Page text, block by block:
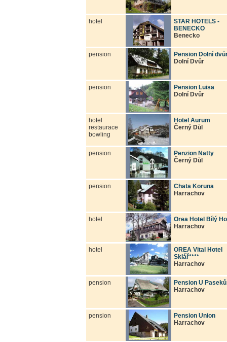
hotel
STAR HOTELS -
BENECKO
Benecko
pension
Pension Dolní
Dolní Dvůr
pension
Pension Luisa
Dolní Dvůr
hotel
restaurace
bowling
Hotel Aurum
Černý Důl
pension
Penzion Natty
Černý Důl
pension
Chata Koruna
Harrachov
hotel
Orea Hotel Bílý
Harrachov
hotel
OREA Vital Hotel
Sklář****
Harrachov
pension
Pension U Paseků
Harrachov
pension
Pension Union
Harrachov